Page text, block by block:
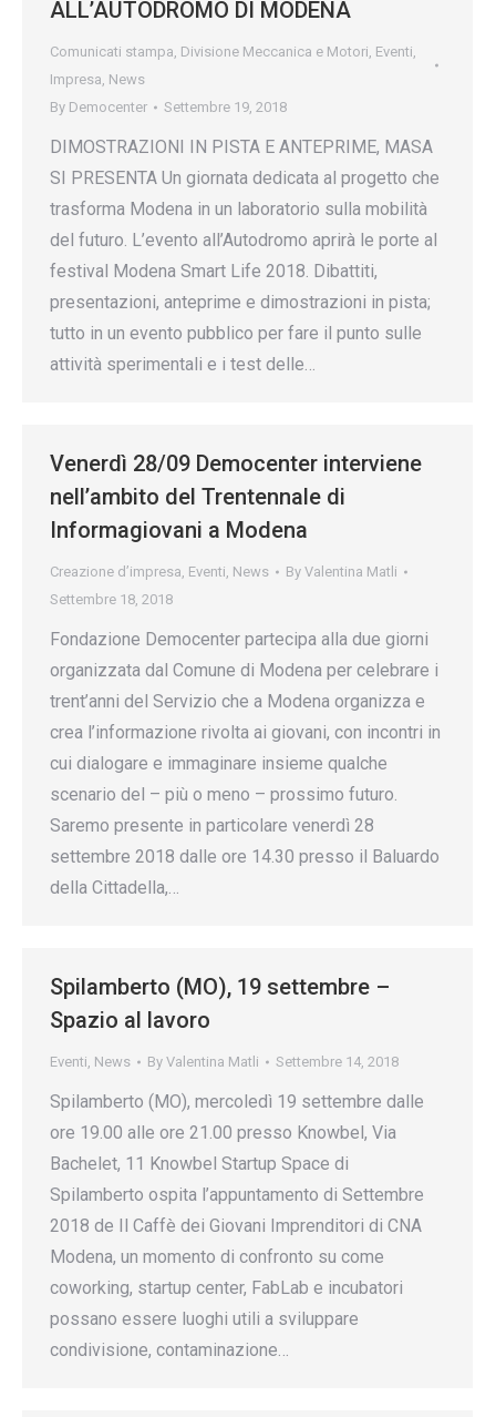
ALL’AUTODROMO DI MODENA
Comunicati stampa, Divisione Meccanica e Motori, Eventi,
Impresa, News
By Democenter Settembre 19, 2018
DIMOSTRAZIONI IN PISTA E ANTEPRIME, MASA
SI PRESENTA Un giornata dedicata al progetto che
trasforma Modena in un laboratorio sulla mobilità
del futuro. L’evento all’Autodromo aprirà le porte al
festival Modena Smart Life 2018. Dibattiti,
presentazioni, anteprime e dimostrazioni in pista;
tutto in un evento pubblico per fare il punto sulle
attività sperimentali e i test delle…
Venerdì 28/09 Democenter interviene
nell’ambito del Trentennale di
Informagiovani a Modena
Creazione d’impresa, Eventi, News By Valentina Matli
Settembre 18, 2018
Fondazione Democenter partecipa alla due giorni
organizzata dal Comune di Modena per celebrare i
trent’anni del Servizio che a Modena organizza e
crea l’informazione rivolta ai giovani, con incontri in
cui dialogare e immaginare insieme qualche
scenario del – più o meno – prossimo futuro.
Saremo presente in particolare venerdì 28
settembre 2018 dalle ore 14.30 presso il Baluardo
della Cittadella,…
Spilamberto (MO), 19 settembre –
Spazio al lavoro
Eventi, News By Valentina Matli Settembre 14, 2018
Spilamberto (MO), mercoledì 19 settembre dalle
ore 19.00 alle ore 21.00 presso Knowbel, Via
Bachelet, 11 Knowbel Startup Space di
Spilamberto ospita l’appuntamento di Settembre
2018 de Il Caffè dei Giovani Imprenditori di CNA
Modena, un momento di confronto su come
coworking, startup center, FabLab e incubatori
possano essere luoghi utili a sviluppare
condivisione, contaminazione…